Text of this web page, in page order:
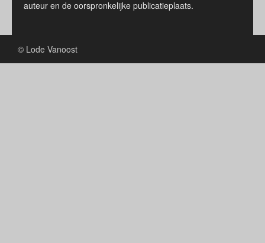
auteur en de oorspronkelijke publicatieplaats.
© Lode Vanoost